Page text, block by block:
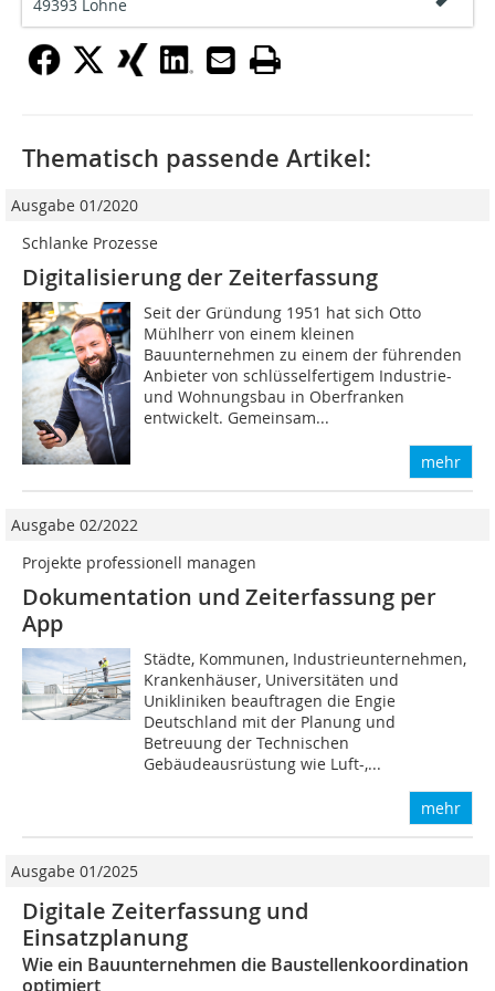
49393 Lohne
Thematisch passende Artikel:
Ausgabe 01/2020
Schlanke Prozesse
Digitalisierung der Zeiterfassung
Seit der Gründung 1951 hat sich Otto
Mühlherr von einem kleinen
Bauunternehmen zu einem der führenden
Anbieter von schlüsselfertigem Industrie-
und Wohnungsbau in Oberfranken
entwickelt. Gemeinsam...
mehr
Ausgabe 02/2022
Projekte professionell managen
Dokumentation und Zeiterfassung per
App
Städte, Kommunen, Industrieunternehmen,
Krankenhäuser, Universitäten und
Unikliniken beauftragen die Engie
Deutschland mit der Planung und
Betreuung der Technischen
Gebäudeausrüstung wie Luft-,...
mehr
Ausgabe 01/2025
Digitale Zeiterfassung und
Einsatzplanung
Wie ein Bauunternehmen die Baustellenkoordination
optimiert